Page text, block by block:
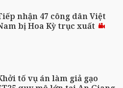
nhận 47 công dân Việt
bị Hoa Kỳ trục xuất
tố vụ án làm giả gạo